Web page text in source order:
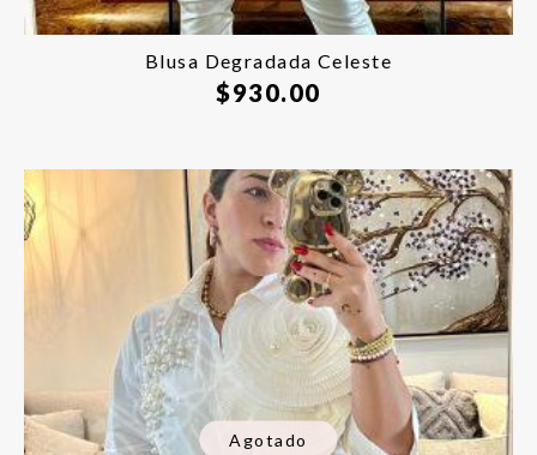
Blusa Degradada Celeste
$930.00
Agotado